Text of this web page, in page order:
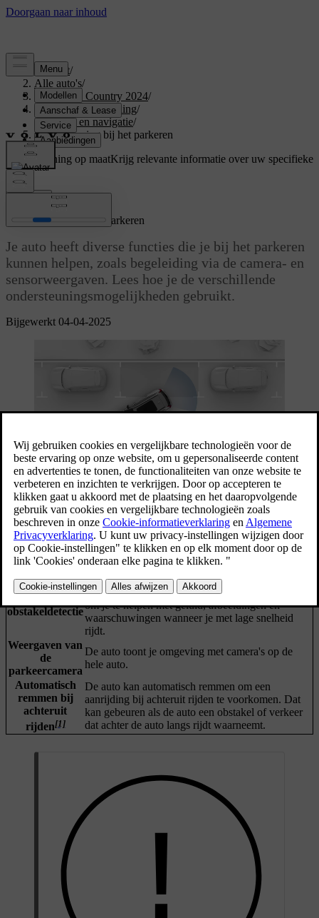
Support/
Alle auto's/
V60 Cross Country 2024/
Gebruikershandleiding/
Rijhulp en navigatie/
Ondersteuning bij het parkeren
Ondersteuning op maatKrijg relevante informatie over uw specifieke
auto.
Bijgewerkt 04-04-2025
Ondersteuning bij het parkeren
Je auto heeft diverse functies die je bij het parkeren
kunnen helpen, zoals begeleiding via de camera- en
sensorweergaven. Lees hoe je de verschillende
ondersteuningsmogelijkheden gebruikt.
De parkeerhulpfuncties van de auto zijn beschikbaar in de
parkeerweergave op het middendisplay. In de meeste gevallen wordt
de parkeerweergave automatisch geopend als je die nodig hebt,
maar je kunt deze weergave ook handmatig openen.
De volgende parkeerhulpfuncties van de auto zijn beschikbaar in de
parkeerweergave:
obstakeldetectie
De auto detecteert de omgeving met behulp van
talloze sensoren. De auto gebruikt deze informatie
om je te helpen met geluid, afbeeldingen en
waarschuwingen wanneer je met lage snelheid
rijdt.
Weergaven van
de
parkeercamera
De auto toont je omgeving met camera's op de
hele auto.
Automatisch
remmen bij
achteruit
rijden[1]
De auto kan automatisch remmen om een
aanrijding bij achteruit rijden te voorkomen. Dat
kan gebeuren als de auto een obstakel of verkeer
dat achter de auto langs rijdt waarneemt.